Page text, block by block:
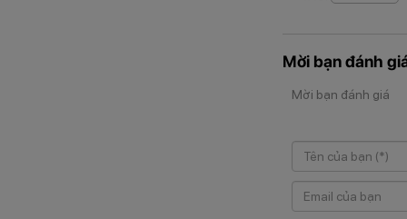
Mời bạn đánh
Mời bạn đánh giá